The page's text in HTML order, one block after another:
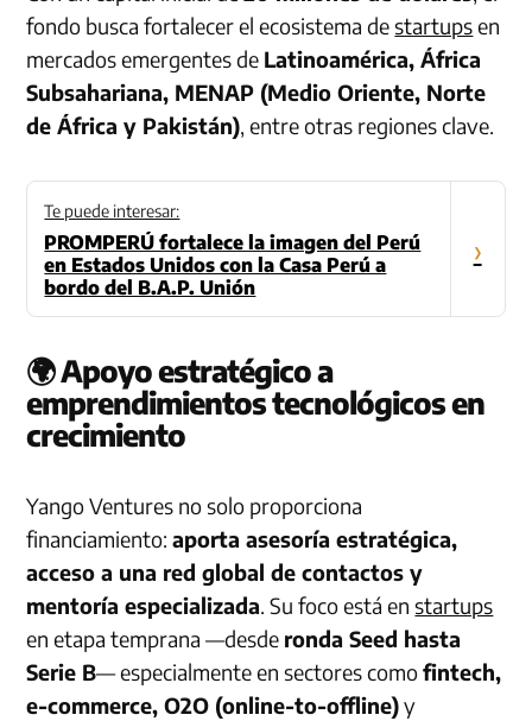
fondo busca fortalecer el ecosistema destartupsen
mercados emergentes de Latinoamérica, África
Subsahariana, MENAP (Medio Oriente, Norte
de África y Pakistán), entre otras regiones clave.
Te puede interesar:
PROMPERÚ fortalece la imagen del Perú
en Estados Unidos con la Casa Perú a
bordo del B.A.P. Unión
›
🌍 Apoyo estratégico a
emprendimientos tecnológicos en
crecimiento
Yango Ventures no solo proporciona
financiamiento:aporta asesoría estratégica,
acceso a una red global de contactos y
mentoría especializada. Su foco está enstartups
en etapa temprana —desde ronda Seed hasta
Serie B— especialmente en sectores comofintech,
e-commerce, O2O (online-to-offline)y